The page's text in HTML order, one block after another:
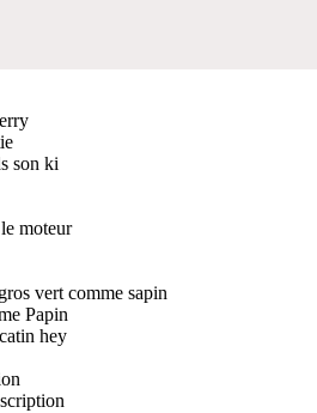
son ki
moteur
vert comme sapin
Papin
hey